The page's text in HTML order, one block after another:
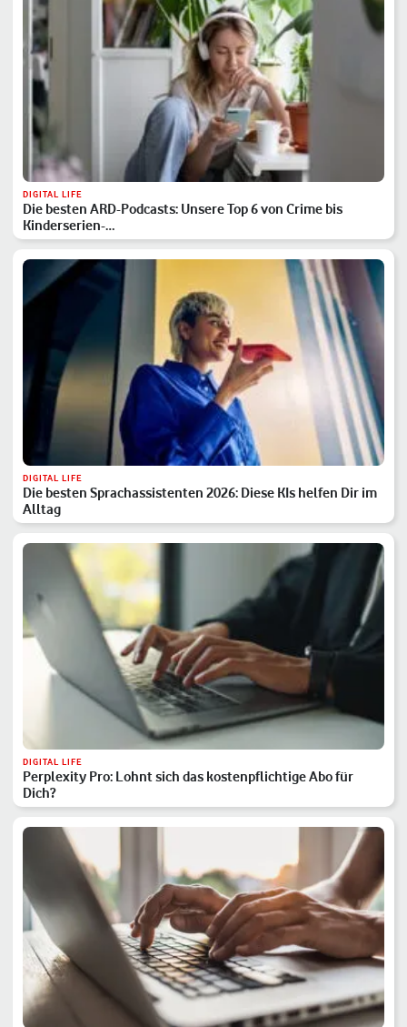
DIGITAL LIFE
Die besten ARD-Podcasts: Unsere Top 6 von Crime bis
Kinderserien-…
DIGITAL LIFE
Die besten Sprachassistenten 2026: Diese KIs helfen Dir im
Alltag
DIGITAL LIFE
Perplexity Pro: Lohnt sich das kostenpflichtige Abo für
Dich?